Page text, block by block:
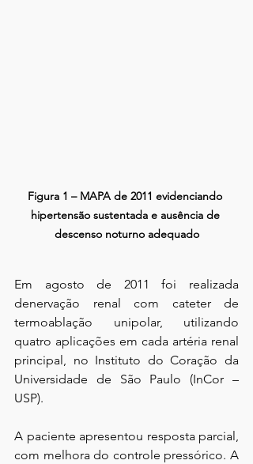
Figura 1 – MAPA de 2011 evidenciando
hipertensão sustentada e ausência de
descenso noturno adequado
Em agosto de 2011 foi realizada
denervação renal com cateter de
termoablação unipolar, utilizando
quatro aplicações em cada artéria renal
principal, no Instituto do Coração da
Universidade de São Paulo (InCor –
USP).
A paciente apresentou resposta parcial,
com melhora do controle pressórico. A